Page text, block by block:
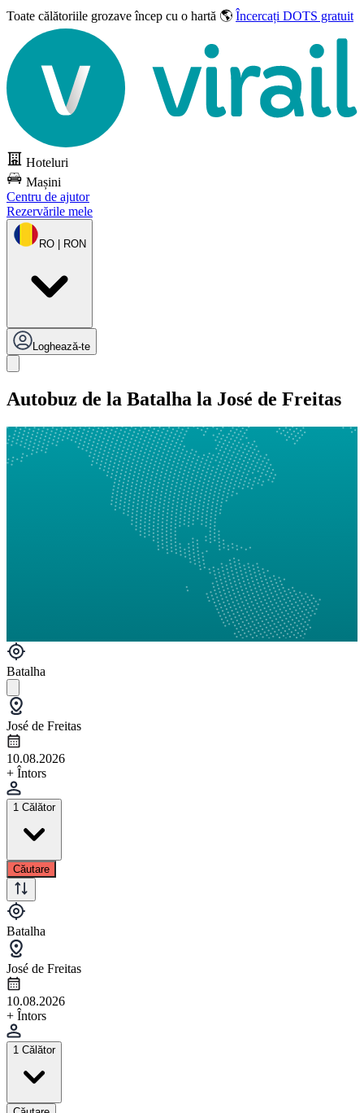
Toate călătoriile grozaveîncep cu o hartă 🌎 Încercați DOTS gratuit
Hoteluri
Mașini
Centru de ajutor
Rezervările mele
RO | RON
Loghează-te
Autobuz de la Batalha la José de Freitas
Batalha
José de Freitas
10.08.2026
+ Întors
1 Călător
Căutare
Batalha
José de Freitas
10.08.2026
+ Întors
1 Călător